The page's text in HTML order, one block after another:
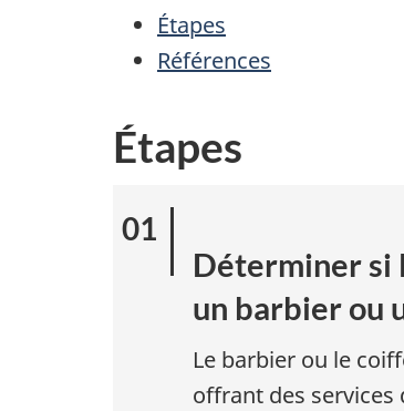
Étapes
Références
Étapes
Déterminer si
un barbier ou
Le barbier ou le
offrant des